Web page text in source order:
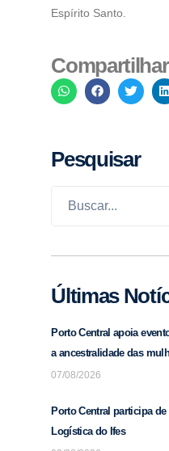
Espírito Santo.
Pesquisar
Últimas
Porto Central apoia
a ancestralidade das
07/08/2026
Porto Central participa
Logística do Ifes